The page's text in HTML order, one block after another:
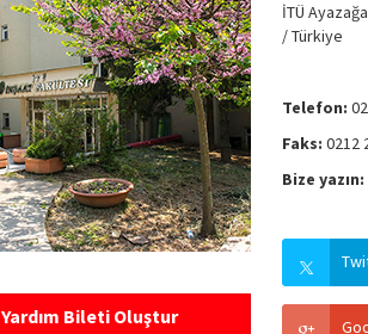
Yardım Bileti Oluştur
İTÜ
/ Türkiye
Telefon:
Faks: 0212
Bize yazın: